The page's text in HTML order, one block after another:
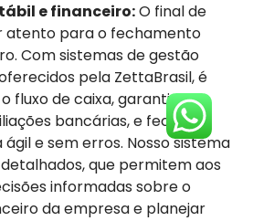
e financeiro:O final de
atento para o fechamento
Com sistemas de gestão
pela ZettaBrasil, é
fluxo de caixa, garantir a
bancárias, e fechar
e sem erros. Nosso sistema
que permitem aos
informadas sobre o
da empresa e planejar